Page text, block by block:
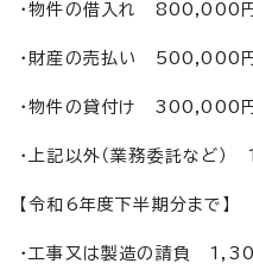
・物件の借入れ 800,000
・財産の売払い 500,000
・物件の貸付け 300,000
・上記以外（業務委託など
【令和6年度下半期分まで】
・工事又は製造の請負